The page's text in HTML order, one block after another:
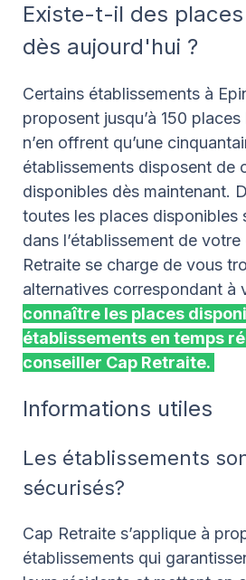
Existe-t-il des
dès aujourd'hui ?
Certains établissements à
proposent jusqu’à 150 places
n’en offrent qu’une
établissements disposent de
disponibles dès maintenant.
toutes les places disponibles
dans l’établissement de
Retraite se charge de vous
alternatives correspondant à
connaître les places
établissements en temps
conseiller Cap Retraite.
Informations utiles
Les établissements
sécurisés?
Cap Retraite s’applique à
établissements qui